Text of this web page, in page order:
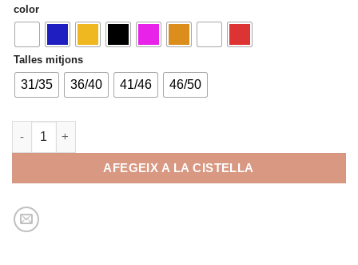
color
Talles mitjons
31/35 36/40 41/46 46/50
quantitat de Spalding Coloured Socks
AFEGEIX A LA CISTELLA